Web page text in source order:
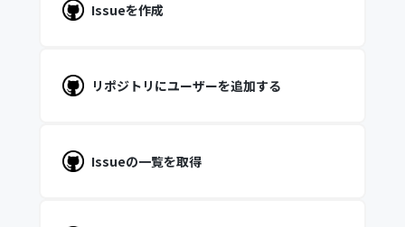
Issueを作成
リポジトリにユーザーを追加する
Issueの一覧を取得